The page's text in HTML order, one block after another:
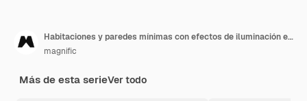
Habitaciones y paredes mínimas con efectos de iluminación en renderización 3D
magnific
Más de esta serieVer todo